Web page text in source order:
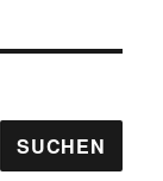
James
ist
SUCHEN